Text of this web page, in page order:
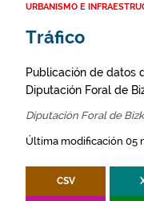
URBANISMO E
Tráfico
Publicación de datos
Diputación Foral de
Diputación Foral de
Última modificación 05
CSV